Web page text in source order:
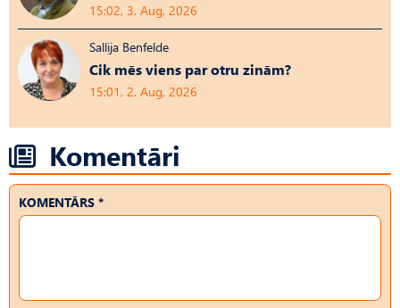
15:02, 3. Aug, 2026
Sallija Benfelde
Cik mēs viens par otru zinām?
15:01, 2. Aug, 2026
Komentāri
KOMENTĀRS *